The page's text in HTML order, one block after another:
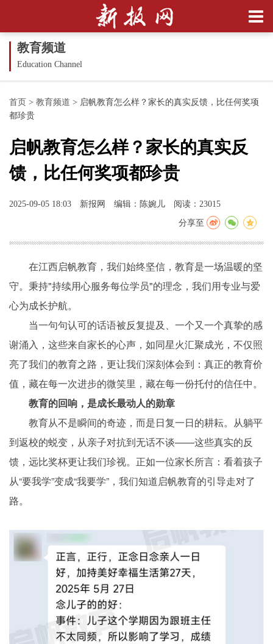
教育频道
Education Channel
首页 > 教育频道 > 启帆教育怎么样？家长的真实反馈，比任何奖项
都珍贵
启帆教育怎么样？家长的真实反
馈，比任何奖项都珍贵
2025-09-05 18:03 新报网 编辑：陈婉儿 阅读：23015
分享至
在江西启帆教育，我们始终坚信，教育是一场温暖的坚
守。秉持"持续用心服务每位学员"的理念，我们用专业与爱
心为成长护航。
当一句句认可的话语被反复提及、一个又一个真挚的感
谢涌入，这些来自家长的心声，如同星火汇聚成光，不仅照
亮了我们的教育之路，更让我们深刻体会到：真正的教育价
值，藏在每一次进步的微笑里，藏在每一份托付的信任中。
教育的回响，是成长最动人的勋章
教育从不是瞬间的奇迹，而是日复一日的耕耘。从躺平
到返校的蜕变，从亲子对抗到无话不谈——这些真实的反
馈，远比奖杯更让我们珍视。正如一位家长所言：看着孩子
从“要我学”变成“我要学”，我们知道启帆教育的引导走对了
路。